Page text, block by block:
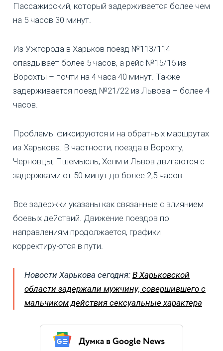
Пассажирский, который задерживается более чем
на 5 часов 30 минут.
Из Ужгорода в Харьков поезд №113/114
опаздывает более 5 часов, а рейс №15/16 из
Ворохты – почти на 4 часа 40 минут. Также
задерживается поезд №21/22 из Львова – более 4
часов.
Проблемы фиксируются и на обратных маршрутах
из Харькова. В частности, поезда в Ворохту,
Черновцы, Пшемысль, Хелм и Львов двигаются с
задержками от 50 минут до более 2,5 часов.
Все задержки указаны как связанные с влиянием
боевых действий. Движение поездов по
направлениям продолжается, графики
корректируются в пути.
Новости Харькова сегодня: В Харьковской
области задержали мужчину, совершившего с
мальчиком действия сексуальные характера